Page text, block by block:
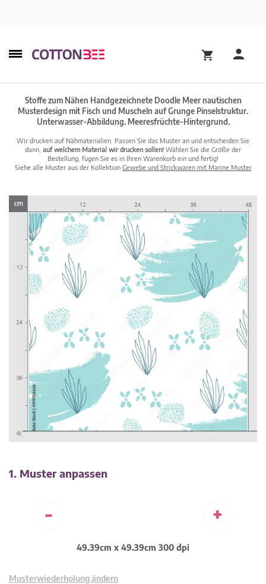
Stoffe zum Nähen Handgezeichnete Doodle Meer nautischen
Musterdesign mit Fisch und Muscheln auf Grunge Pinselstruktur.
Unterwasser-Abbildung. Meeresfrüchte-Hintergrund.
Wir drucken auf Nähmaterialien. Passen Sie das Muster an und entscheiden Sie
dann, auf welchem Material wir drucken sollen! Wählen Sie die Größe der
Bestellung, fügen Sie es in Ihren Warenkorb ein und fertig!
Siehe alle Muster aus der Kollektion Gewebe und Strickwaren mit Marine Muster
1. Muster anpassen
- +
49.39cm x 49.39cm 300 dpi
Musterwiederholung ändern